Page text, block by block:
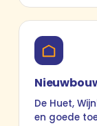
De Huet,
en goede